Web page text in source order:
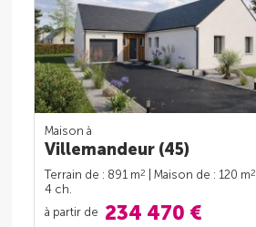
Maison à
Villemandeur (45)
Terrain de : 891 m2 | Maison de : 120 m2
4 ch.
à partir de 234 470 €